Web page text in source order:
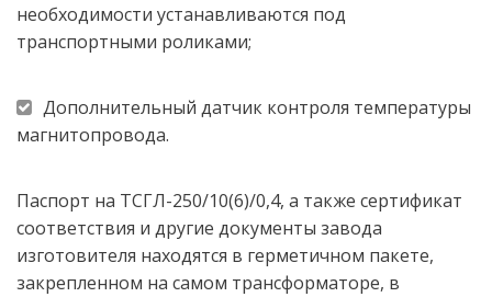
необходимости устанавливаются под
транспортными роликами;
Дополнительный датчик контроля температуры
магнитопровода.
Паспорт на ТСГЛ-250/10(6)/0,4, а также сертификат
соответствия и другие документы завода
изготовителя находятся в герметичном пакете,
закрепленном на самом трансформаторе, в